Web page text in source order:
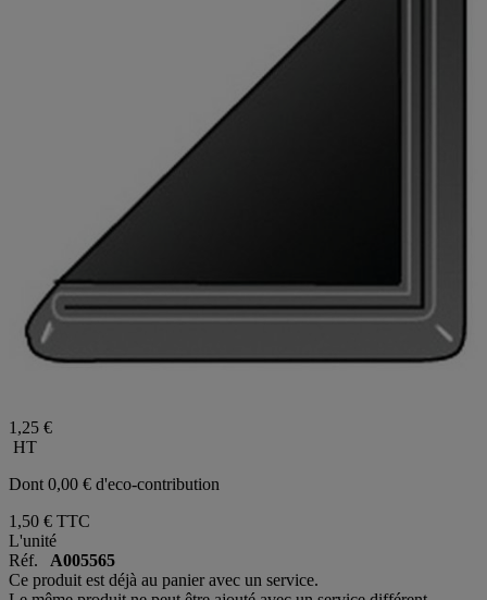
1,25 €
HT
Dont 0,00 € d'eco-contribution
1,50 € TTC
L'unité
Réf. A005565
Ce produit est déjà au panier avec un service.